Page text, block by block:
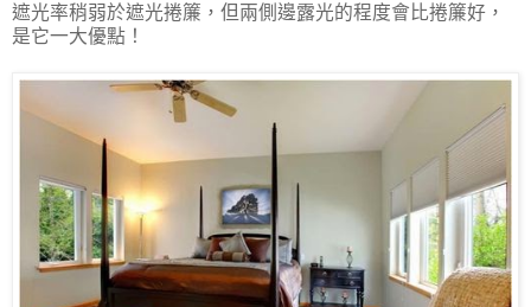
遮光率稍弱於遮光捲簾，但兩側邊露光的程度會比捲簾好，
是它一大優點！